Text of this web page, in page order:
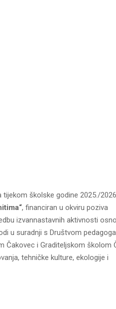
školske godine 2025./2026.
, financiran u okviru poziva
izvannastavnih aktivnosti
u suradnji s Društvom
Čakovec i Graditeljskom školom
tehničke kulture, ekologije i